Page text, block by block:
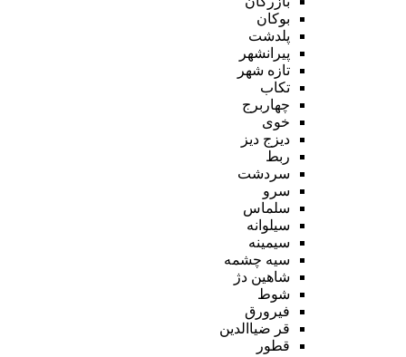
بوکان
پلدشت
پیرانشهر
تازه شهر
تکاب
چهاربرج
خوی
دیزج دیز
ربط
سردشت
سرو
سلماس
سیلوانه
سیمینه
سیه چشمه
شاهین دژ
شوط
فیرورق
قر ضیاالدین
قطور